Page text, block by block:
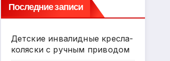
Последние записи
Детские инвалидные кресла-
коляски с ручным приводом